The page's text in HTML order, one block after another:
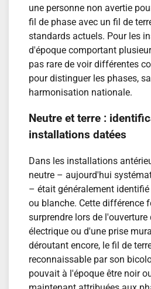
une personne non avertie
fil de phase avec un fil de
standards actuels. Pour les
d'époque comportant
pas rare de voir différentes
pour distinguer les phases,
harmonisation nationale.
Neutre et terre :
installations datées
Dans les installations
neutre – aujourd'hui
– était généralement
ou blanche. Cette différence
surprendre lors de
électrique ou d'une prise
déroutant encore, le fil de
reconnaissable par son
pouvait à l'époque être noir